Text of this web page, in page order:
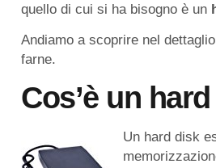
quello di cui si ha bisogno è un
Andiamo a scoprire nel
farne.
Cos’è un
Un hard disk